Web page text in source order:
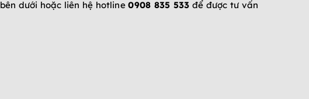
bên dưới hoặc liên hệ hotline0908 835 533để được tư vấn